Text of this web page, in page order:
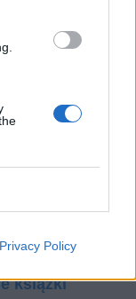
Privacy Policy
w walce o
książki